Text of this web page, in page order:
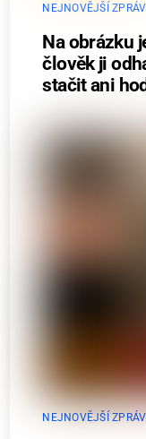
NEJNOVĚJŠÍ
Na obrázku
člověk ji
stačit ani
NEJNOVĚJŠÍ